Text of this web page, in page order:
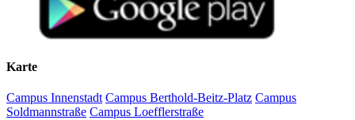
Karte
Campus Innenstadt Campus Berthold-Beitz-Platz Campus
Soldmannstraße Campus Loefflerstraße